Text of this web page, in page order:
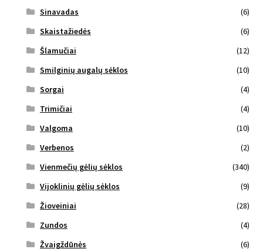
Sinavadas
(6)
Skaistažiedės
(6)
Šlamučiai
(12)
Smilginių augalų sėklos
(10)
Sorgai
(4)
Trimičiai
(4)
Valgoma
(10)
Verbenos
(2)
Vienmečių gėlių sėklos
(340)
Vijoklinių gėlių sėklos
(9)
Žioveiniai
(28)
Zundos
(4)
Žvaigždūnės
(6)